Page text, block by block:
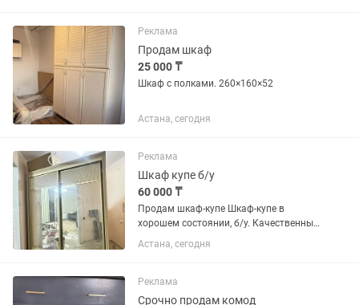
Реклама
Продам шкаф
25 000 ₸
Шкаф с полками. 260×160×52
Астана, сегодня
Реклама
Шкаф купе б/у
60 000 ₸
Продам шкаф-купе Шкаф-купе в
хорошем состоянии, б/у. Качественный,
вместительный и надежный, отлично
подойдет для спальни, прихожей.
— 220 см • Глубина — 60...
Астана, сегодня
Реклама
Срочно продам комод